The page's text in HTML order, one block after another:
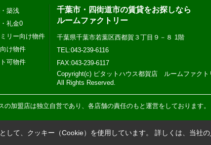
築浅
礼金0
リー向け物件
け物件
可物件
千葉市・四街道市の賃貸をお探しなら
ルームファクトリー
千葉県千葉市若葉区西都賀３丁目９－８ 1階
TEL:043-239-6116
FAX:043-239-6117
Copyright(c) ピタットハウス都賀店 ルームファクト
All Rights Reserved.
の加盟店は独立自営であり、各店舗の責任のもと運営をしております。
して、クッキー（Cookie）を使用しています。 詳しくは、当社の